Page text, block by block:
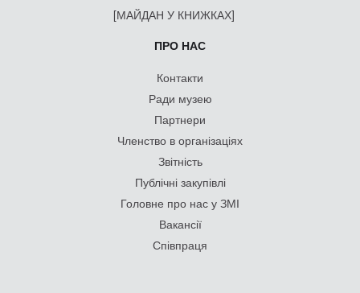
© & CC BY 4.0
Матеріали на цьому сайті захищені законодавством, у тому числі
При передруку на iнтернет-сайтах обов’язкова відкрита для пошуковиків
Дизайн сайту - Національний музей Революції Гідності
Розроблення сайту -